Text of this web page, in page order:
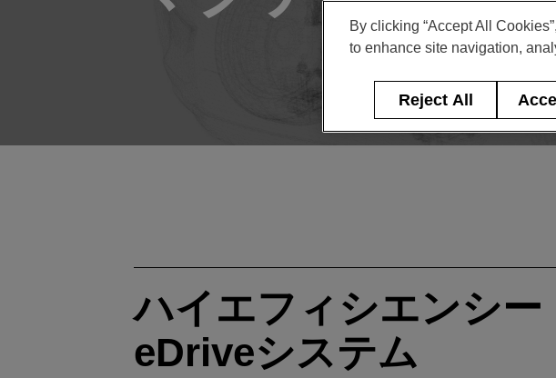
ハイエフィシエンシー
eDriveシステム
By clicking “Accept All
to enhance site navigation,
Reject All